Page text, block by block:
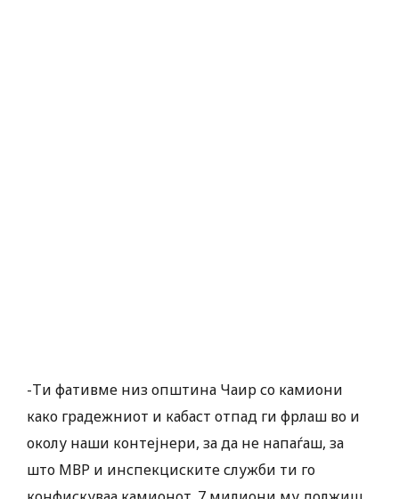
-Ти фативме низ општина Чаир со камиони
како градежниот и кабаст отпад ги фрлаш во и
околу наши контејнери, за да не напаѓаш, за
што МВР и инспекциските служби ти го